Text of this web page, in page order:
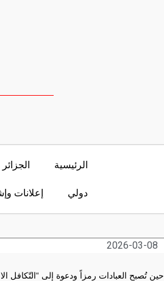
الرئيسية الجزائر
دولي إعلانات
2026-03-08
حين تُصبح العبادات رمزاً ودعوة إلى “التّكافل